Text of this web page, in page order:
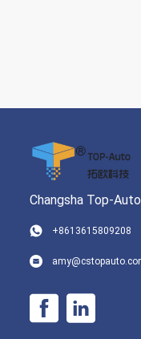
Changsha Top-
+8613615809208